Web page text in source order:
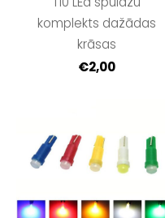
komplekts dažādas
krāsas
€2,00